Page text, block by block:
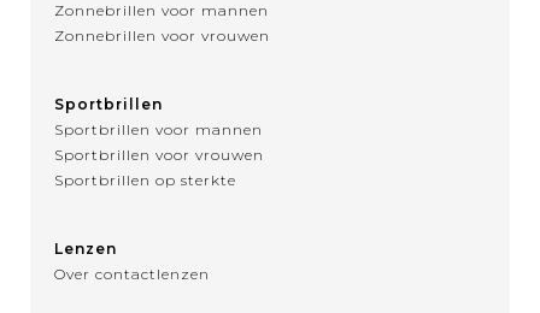
Zonnebrillen voor mannen
Zonnebrillen voor vrouwen
Sportbrillen
Sportbrillen voor mannen
Sportbrillen voor vrouwen
Sportbrillen op sterkte
Lenzen
Over contactlenzen